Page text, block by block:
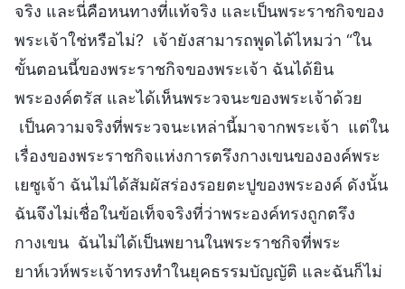
จริง และนี่คือหนทางที่แท้จริง และเป็นพระราชกิจของ
พระเจ้าใช่หรือไม่? เจ้ายังสามารถพูดได้ไหมว่า “ใน
ขั้นตอนนี้ของพระราชกิจของพระเจ้า ฉันได้ยิน
พระองค์ตรัส และได้เห็นพระวจนะของพระเจ้าด้วย
เป็นความจริงที่พระวจนะเหล่านี้มาจากพระเจ้า แต่ใน
เรื่องของพระราชกิจแห่งการตรึงกางเขนขององค์พระ
เยซูเจ้า ฉันไม่ได้สัมผัสร่องรอยตะปูของพระองค์ ดังนั้น
ฉันจึงไม่เชื่อในข้อเท็จจริงที่ว่าพระองค์ทรงถูกตรึง
กางเขน ฉันไม่ได้เป็นพยานในพระราชกิจที่พระ
ยาห์เวห์พระเจ้าทรงทำในยุคธรรมบัญญัติ และฉันก็ไม่